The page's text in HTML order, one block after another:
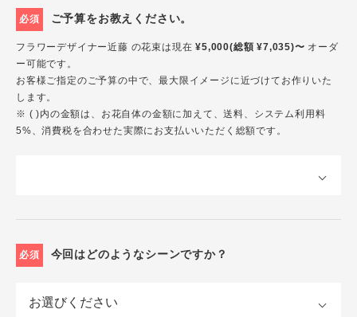
必須 ご予算をお教えください。
フラワーデザイナー近藤 の花束は現在¥5,000(総額 ¥7,035)〜 オーダ
ー可能です。
お客様ご指定のご予算の中で、最大限イメージに近づけてお作りいた
します。
※ ( )内の金額は、お花自体の金額に加えて、送料、システム利用料
5%、消費税を合わせた実際にお支払いいただく総額です。
必須 今回はどのようなシーンですか？